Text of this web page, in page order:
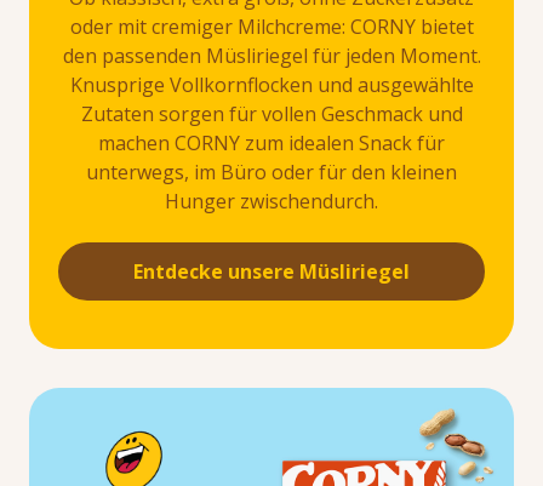
oder mit cremiger Milchcreme: CORNY bietet
den passenden Müsliriegel für jeden Moment.
Knusprige Vollkornflocken und ausgewählte
Zutaten sorgen für vollen Geschmack und
machen CORNY zum idealen Snack für
unterwegs, im Büro oder für den kleinen
Hunger zwischendurch.
Entdecke unsere Müsliriegel